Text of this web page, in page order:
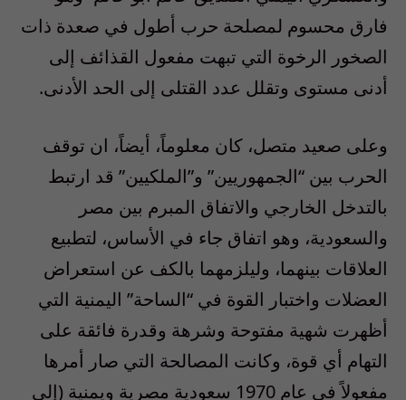
فارق محسوم لمصلحة حرب أطول في صعدة ذات
الصخور الرخوة التي تبهت مفعول القذائف إلى
أدنى مستوى وتقلل عدد القتلى إلى الحد الأدنى.
وعلى صعيد متصل، كان معلوماً، أيضاً، ان توقف
الحرب بين “الجمهوريين” و”الملكيين” قد ارتبط
بالتدخل الخارجي والاتفاق المبرم بين مصر
والسعودية، وهو اتفاق جاء في الأساس، لتطبيع
العلاقات بينهما، وليلزمهما بالكف عن استعراض
العضلات واختبار القوة في “الساحة” اليمنية التي
أظهرت شهية مفتوحة وشرهة وقدرة فائقة على
التهام أي قوة، وكانت المصالحة التي صار أمرها
مفعولاً في عام 1970 سعودية مصرية ويمنية (إلى